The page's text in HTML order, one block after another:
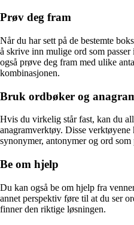
Prøv deg fram
Når du har sett på de bestemte
å skrive inn mulige ord som
også prøve deg fram med ulike
kombinasjonen.
Bruk ordbøker og
Hvis du virkelig står fast, kan du
anagramverktøy. Disse
synonymer, antonymer og ord som
Be om hjelp
Du kan også be om hjelp fra
annet perspektiv føre til at du ser
finner den riktige løsningen.